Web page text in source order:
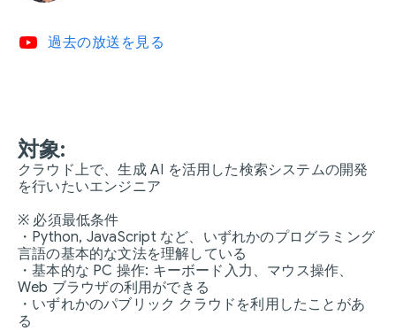
video_youtube 過去の放送を見る
対象:
クラウド上で、生成 AI を活用した検索システムの開発
を行いたいエンジニア
※ 必須最低条件
・Python, JavaScript など、いずれかのプログラミング
言語の基本的な文法を理解している
・基本的な PC 操作: キーボード入力、マウス操作、
Web ブラウザの利用ができる
・いずれかのパブリック クラウドを利用したことがあ
る